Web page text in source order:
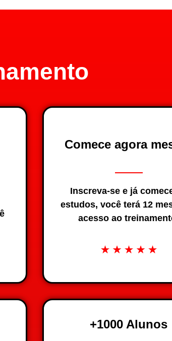
Comece agora
Inscreva-se e já
estudos, você terá 12
acesso ao
+1000 Alunos